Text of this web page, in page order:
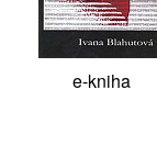
e-kniha